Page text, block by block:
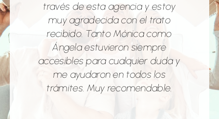
oportunidad de trabajar con la
Agencia Álvarez y debo decir que
la experiencia fue excepcional en
todos los sentidos, desde el
primer contacto me sentí bien
atendida y asesorada de manera
profesional, sincera y amable. […]
través de esta agencia y estoy
muy agradecida con el trato
recibido. Tanto Mónica como
Ángela estuvieron siempre
accesibles para cualquier duda y
me ayudaron en todos los
trámites. Muy recomendable.
Ángela y Mónica! El proceso con
ellas fue muy fluido y rápido,
resolviendo nuestras dudas e
inquietudes rápidamente. Si tenéis
que realizar cualquier gestión
asociada con la compraventa de
inmuebles, recomiendo esta